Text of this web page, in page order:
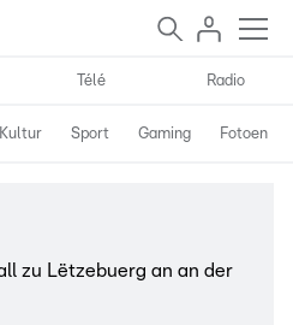
Télé Radio
Kultur Sport Gaming Fotoen
zu Lëtzebuerg an an der